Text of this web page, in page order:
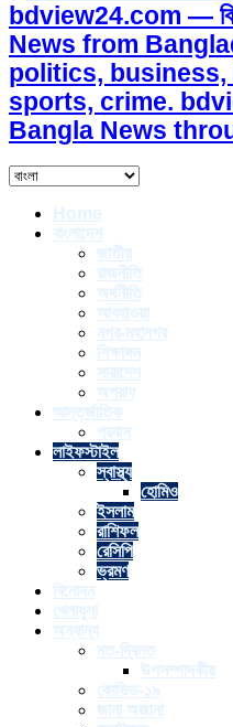
bdview24.com —
News from
politics,
sports, crime.
Bangla News
Home
বাংলাদেশ
জাতীয়
রাজনীতি
অর্থনীতি
আবহাওয়া
নগর-মহানগর
শিক্ষাঙ্গন
সারাদেশ
অপরাধ
আন্তর্জাতিক
প্রবাস
লাইফস্টাইল
স্বাস্থ্য
হোমিও
ইসলাম
রাশিফল
রেসিপি
ভ্রমণ
বিনোদন
খেলাধুলা
অন্যান্য
মত-দ্বিমত
উপসম্পাদকীয়
কোভিড-১৯
জানা অজানা